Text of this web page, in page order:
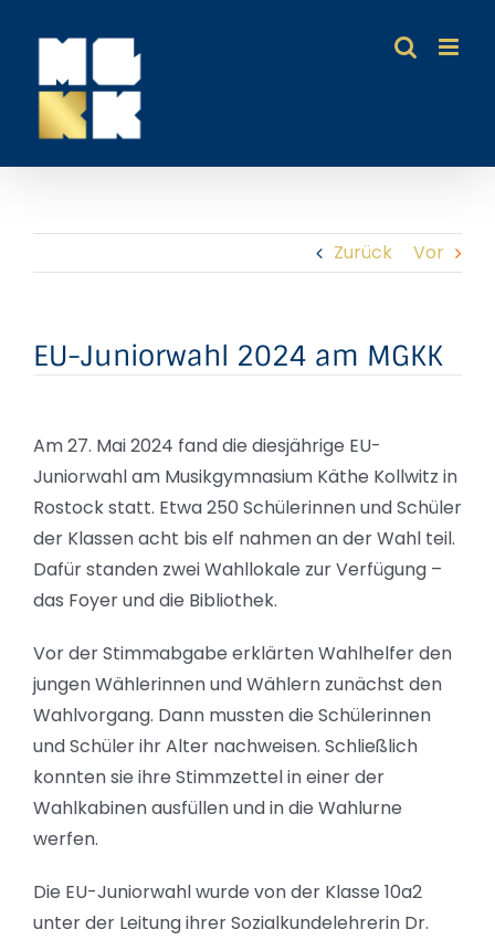
Inhalt
springen
Zurück Vor
EU-Juniorwahl 2024 am MGKK
Am 27. Mai 2024 fand die diesjährige EU-
Juniorwahl am Musikgymnasium Käthe Kollwitz in
Rostock statt. Etwa 250 Schülerinnen und Schüler
der Klassen acht bis elf nahmen an der Wahl teil.
Dafür standen zwei Wahllokale zur Verfügung –
das Foyer und die Bibliothek.
Vor der Stimmabgabe erklärten Wahlhelfer den
jungen Wählerinnen und Wählern zunächst den
Wahlvorgang. Dann mussten die Schülerinnen
und Schüler ihr Alter nachweisen. Schließlich
konnten sie ihre Stimmzettel in einer der
Wahlkabinen ausfüllen und in die Wahlurne
werfen.
Die EU-Juniorwahl wurde von der Klasse 10a2
unter der Leitung ihrer Sozialkundelehrerin Dr.